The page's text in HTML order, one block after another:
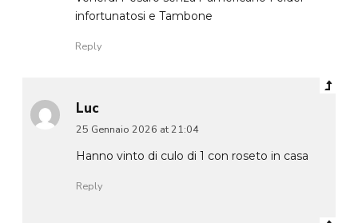
infortunatosi e Tambone
Reply
Luc
25 Gennaio 2026 at 21:04
Hanno vinto di culo di 1 con roseto in casa
Reply